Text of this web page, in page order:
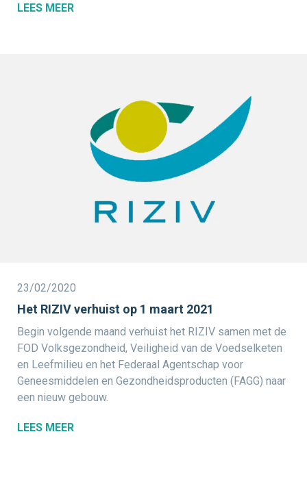
LEES MEER
23/02/2020
Het RIZIV verhuist op 1 maart 2021
Begin volgende maand verhuist het RIZIV samen met de
FOD Volksgezondheid, Veiligheid van de Voedselketen
en Leefmilieu en het Federaal Agentschap voor
Geneesmiddelen en Gezondheidsproducten (FAGG) naar
een nieuw gebouw.
LEES MEER